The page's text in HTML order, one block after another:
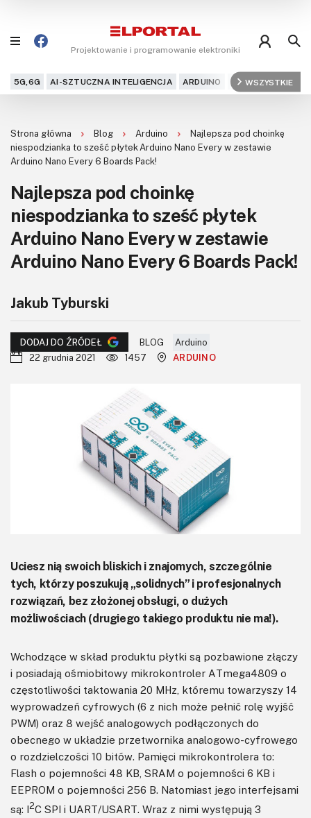
Projektowanie i programowanie elektroniki
5G,6G AI-SZTUCZNA INTELIGENCJA ARDUINO ARM AUDIO
WSZYSTKIE
Projekty
DIY+
Czytelnia
KITy AVT
Kontakt
Magazyny
Archiwum
Do pobrania
Strona główna Blog Arduino
Najlepsza pod choinkę
niespodzianka to sześć płytek Arduino Nano Every w zestawie
Arduino Nano Every 6 Boards Pack!
Najlepsza pod choinkę
niespodzianka to sześć płytek
Arduino Nano Every w zestawie
Arduino Nano Every 6 Boards Pack!
Jakub Tyburski
DODAJ DO ŹRÓDEŁ BLOG
Arduino
22 grudnia 2021
1457 ARDUINO
Uciesz nią swoich bliskich i znajomych, szczególnie
tych, którzy poszukują „solidnych” i profesjonalnych
rozwiązań, bez złożonej obsługi, o dużych
możliwościach (drugiego takiego produktu nie ma!).
Wchodzące w skład produktu płytki są pozbawione złączy
i posiadają ośmiobitowy mikrokontroler ATmega4809 o
częstotliwości taktowania 20 MHz, któremu towarzyszy 14
wyprowadzeń cyfrowych (6 z nich może pełnić rolę wyjść
PWM) oraz 8 wejść analogowych podłączonych do
obecnego w układzie przetwornika analogowo-cyfrowego
o rozdzielczości 10 bitów. Pamięci mikrokontrolera to:
Flash o pojemności 48 KB, SRAM o pojemności 6 KB i
EEPROM o pojemności 256 B. Natomiast jego interfejsami
są: I2C SPI i UART/USART. Wraz z nimi występują 3